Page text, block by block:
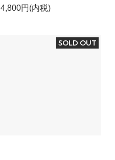
4,800円(内税)
SOLD OUT